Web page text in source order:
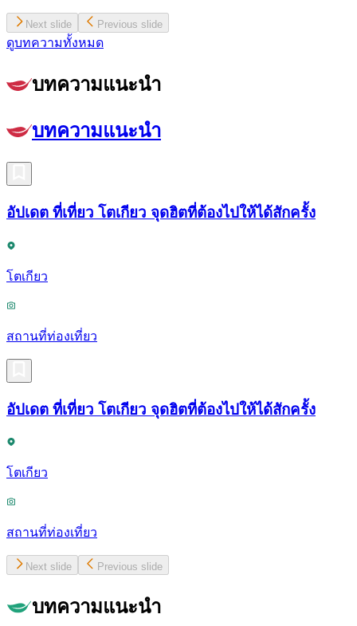
Next slide Previous slide
ดูบทความทั้งหมด
บทความแนะนำ
บทความแนะนำ
อัปเดต ที่เที่ยว โตเกียว จุดฮิตที่ต้องไปให้ได้สักครั้ง
โตเกียว
สถานที่ท่องเที่ยว
อัปเดต ที่เที่ยว โตเกียว จุดฮิตที่ต้องไปให้ได้สักครั้ง
โตเกียว
สถานที่ท่องเที่ยว
Next slide Previous slide
บทความแนะนำ